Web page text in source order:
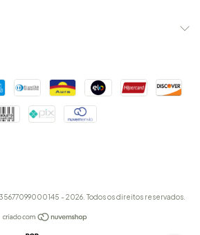
- 2026. Todos os direitos reservados.